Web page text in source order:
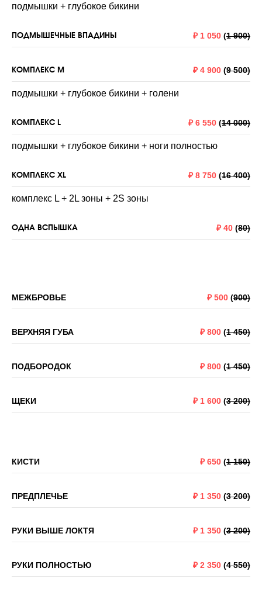
подмышки + глубокое бикини
ПОДМЫШЕЧНЫЕ ВПАДИНЫ ₽ 1 050 (1 900)
КОМПЛЕКС M ₽ 4 900 (9 500)
подмышки + глубокое бикини + голени
КОМПЛЕКС L ₽ 6 550 (14 000)
подмышки + глубокое бикини + ноги полностью
КОМПЛЕКС XL ₽ 8 750 (16 400)
комплекс L + 2L зоны + 2S зоны
ОДНА ВСПЫШКА ₽ 40 (80)
МЕЖБРОВЬЕ ₽ 500 (900)
ВЕРХНЯЯ ГУБА ₽ 800 (1 450)
ПОДБОРОДОК ₽ 800 (1 450)
ЩЕКИ ₽ 1 600 (3 200)
КИСТИ ₽ 650 (1 150)
ПРЕДПЛЕЧЬЕ ₽ 1 350 (3 200)
РУКИ ВЫШЕ ЛОКТЯ ₽ 1 350 (3 200)
РУКИ ПОЛНОСТЬЮ ₽ 2 350 (4 550)